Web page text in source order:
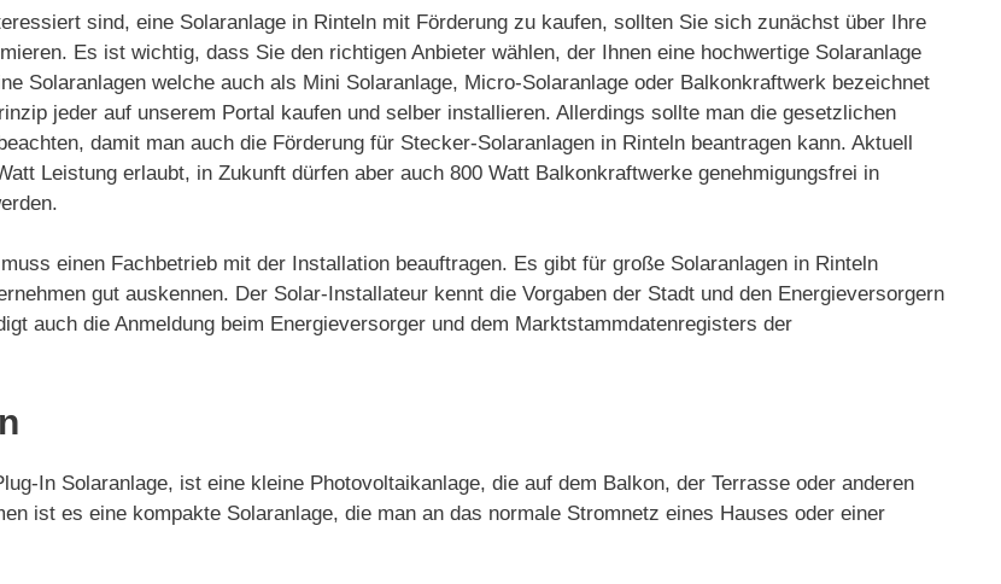
sind, eine Solaranlage in Rinteln mit Förderung zu kaufen, sollten Sie sich zunächst über Ihre
Es ist wichtig, dass Sie den richtigen Anbieter wählen, der Ihnen eine hochwertige Solaranlage
Solaranlagen welche auch als Mini Solaranlage, Micro-Solaranlage oder Balkonkraftwerk bezeichnet
jeder auf unserem Portal kaufen und selber installieren. Allerdings sollte man die gesetzlichen
damit man auch die Förderung für Stecker-Solaranlagen in Rinteln beantragen kann. Aktuell
Leistung erlaubt, in Zukunft dürfen aber auch 800 Watt Balkonkraftwerke genehmigungsfrei in
einen Fachbetrieb mit der Installation beauftragen. Es gibt für große Solaranlagen in Rinteln
gut auskennen. Der Solar-Installateur kennt die Vorgaben der Stadt und den Energieversorgern
auch die Anmeldung beim Energieversorger und dem Marktstammdatenregisters der
In Solaranlage, ist eine kleine Photovoltaikanlage, die auf dem Balkon, der Terrasse oder anderen
ist es eine kompakte Solaranlage, die man an das normale Stromnetz eines Hauses oder einer